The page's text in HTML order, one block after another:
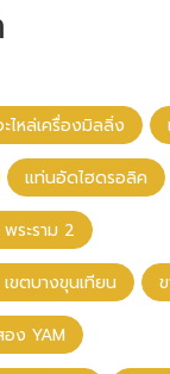
ไหล่เครื่องมิลลิ่ง
แท่นอัดไฮดรอลิค
ระราม 2
ขตบางขุนเทียน
ง YAM